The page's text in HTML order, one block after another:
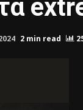
2 min read